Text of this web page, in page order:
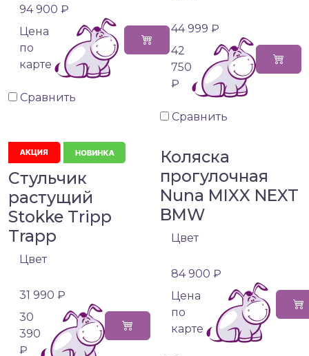
94 900 ₽
Цена
по
карте
Сравнить
44 999 ₽
42
750
₽
Сравнить
Стульчик
растущий
Stokke Tripp
Trapp
Цвет
31 990 ₽
30
390
₽
Коляска
прогулочная
Nuna MIXX NEXT
BMW
Цвет
84 900 ₽
Цена
по
карте